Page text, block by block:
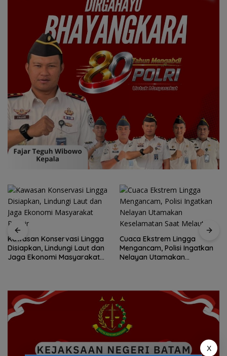
Kawasan Konservasi Lingga
Disiapkan, Lindungi Laut dan
Jaga Ekonomi Masyarakat
Cuaca Ekstrem Lingga
Mengancam, Polisi Ingatkan
Nelayan Utamakan
X